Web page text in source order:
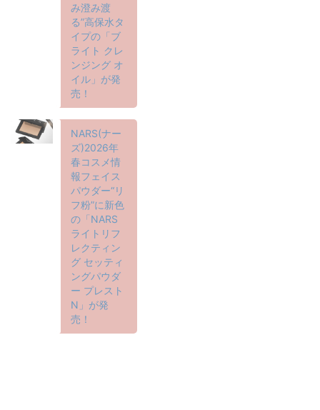
み澄み渡
る”高保水タ
イプの「ブ
ライト クレ
ンジング オ
イル」が発
売！
NARS(ナー
ズ)2026年
春コスメ情
報フェイス
パウダー“リ
フ粉”に新色
の「NARS
ライトリフ
レクティン
グ セッティ
ングパウダ
ー プレスト
N」が発
売！